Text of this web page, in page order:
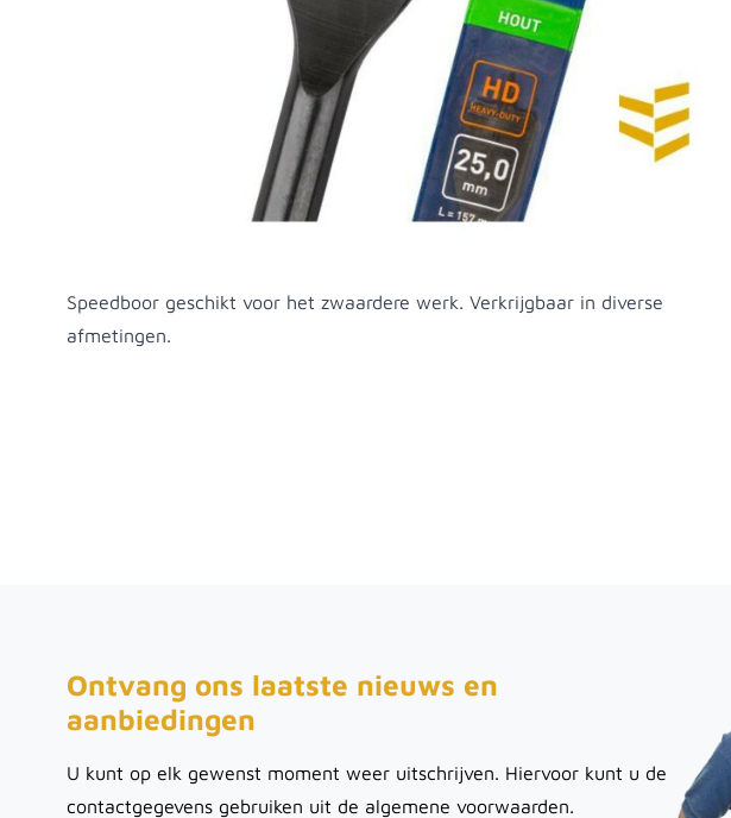
Speedboor heavy duty 35 mm
Speedboor geschikt voor het zwaardere werk. Verkrijgbaar in diverse
afmetingen.
Ontvang ons laatste nieuws en
aanbiedingen
U kunt op elk gewenst moment weer uitschrijven. Hiervoor kunt u de
contactgegevens gebruiken uit de algemene voorwaarden.